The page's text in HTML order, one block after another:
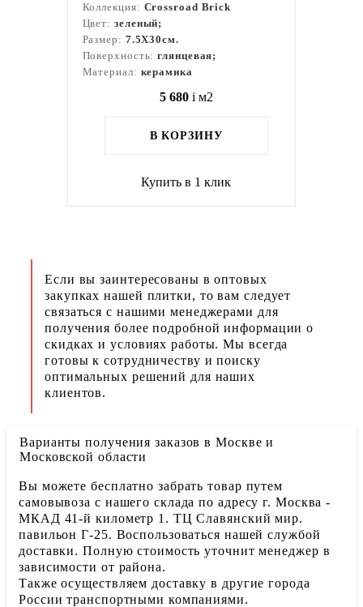
Коллекция: Crossroad Brick
Цвет: зеленый;
Размер: 7.5X30см.
Поверхность:глянцевая;
Материал: керамика
5 680 i м2
В КОРЗИНУ
Купить в 1 клик
Если вы заинтересованы в оптовых
закупках нашей плитки, то вам следует
связаться с нашими менеджерами для
получения более подробной информации о
скидках и условиях работы. Мы всегда
готовы к сотрудничеству и поиску
оптимальных решений для наших
клиентов.
Варианты получения заказов в Москве и
Московской области
Вы можете бесплатно забрать товар путем
самовывоза с нашего склада по адресу г. Москва -
МКАД 41-й километр 1. ТЦ Славянский мир.
павильон Г-25. Воспользоваться нашей службой
доставки. Полную стоимость уточнит менеджер в
зависимости от района.
Также осуществляем доставку в другие города
России транспортными компаниями.